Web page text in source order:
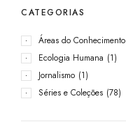
CATEGORIAS
Áreas do Conhecimento
Ecologia Humana (1)
Jornalismo (1)
Séries e Coleções (78)